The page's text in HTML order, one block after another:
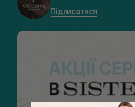
Підписатися